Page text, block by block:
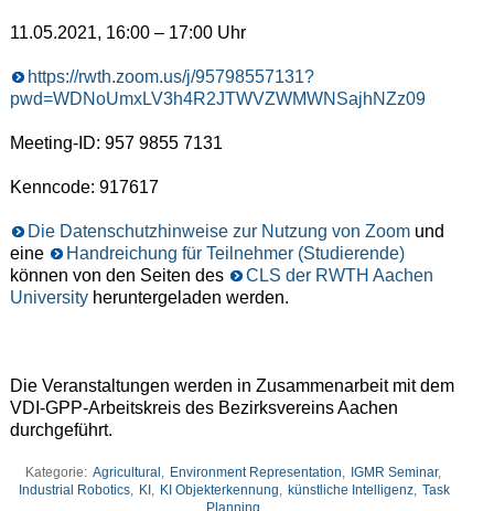
11.05.2021, 16:00 – 17:00 Uhr
https://rwth.zoom.us/j/95798557131?
pwd=WDNoUmxLV3h4R2JTWVZWMWNSajhNZz09
Meeting-ID: 957 9855 7131
Kenncode: 917617
Die Datenschutzhinweise zur Nutzung von Zoom und
eine
Handreichung für Teilnehmer (Studierende)
können von den Seiten des
CLS der RWTH Aachen
Universityheruntergeladen werden.
Die Veranstaltungen werden in Zusammenarbeit mit dem
VDI-GPP-Arbeitskreis des Bezirksvereins Aachen
durchgeführt.
Kategorie: Agricultural , Environment Representation, IGMR Seminar,
Industrial Robotics, KI , KI Objekterkennung, künstliche Intelligenz, Task
Planning